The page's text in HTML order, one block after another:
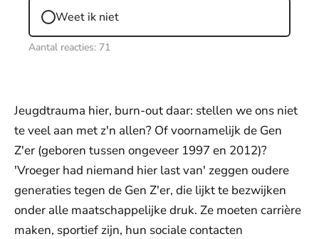
Weet ik niet
Aantal reacties: 71
Jeugdtrauma hier, burn-out daar: stellen we ons niet
te veel aan met z'n allen? Of voornamelijk de Gen
Z'er (geboren tussen ongeveer 1997 en 2012)?
'Vroeger had niemand hier last van' zeggen oudere
generaties tegen de Gen Z'er, die lijkt te bezwijken
onder alle maatschappelijke druk. Ze moeten carrière
maken, sportief zijn, hun sociale contacten